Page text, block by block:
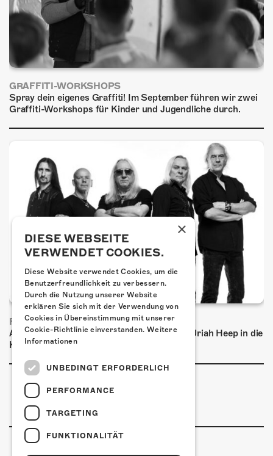
GRAFFITI-WORKSHOPS
Spray dein eigenes Graffiti! Im September führen wir zwei
Graffiti-Workshops für Kinder und Jugendliche durch.
FRISCH BESTÄTIGT: URIAH HEEP
Am Sonntag, 15. November 2026 kommen Uriah Heep in die
Kulturfabrik Kofmehl!
×
DIESE WEBSEITE
VERWENDET COOKIES.
Diese Website verwendet Cookies, um die
Benutzerfreundlichkeit zu verbessern.
Durch die Nutzung unserer Website
erklären Sie sich mit der Verwendung von
Cookies in Übereinstimmung mit unserer
Cookie-Richtlinie einverstanden. Weitere
Informationen
UNBEDINGT ERFORDERLICH
PERFORMANCE
TARGETING
FUNKTIONALITÄT